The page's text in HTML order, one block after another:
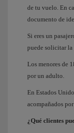
de tu vuelo. En
documento de
Si eres un
puede solicitar la
Los menores de
por un adulto.
En Estados
acompañados
¿Qué clientes